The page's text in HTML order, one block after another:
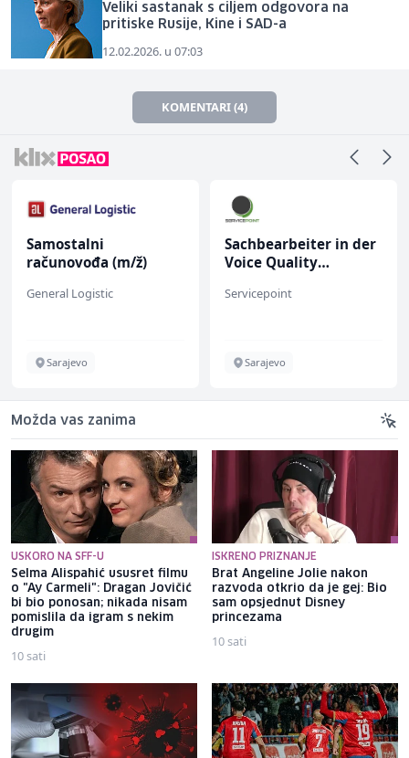
Veliki sastanak s ciljem odgovora na
pritiske Rusije, Kine i SAD-a
12.02.2026. u 07:03
KOMENTARI (4)
Samostalni
računovođa (m/ž)
General Logistic
Sarajevo
Sachbearbeiter in der
Voice Quality
Servicepoint
Sarajevo
Možda vas zanima
USKORO NA SFF-U
Selma Alispahić ususret filmu
o "Ay Carmeli": Dragan Jovičić
bi bio ponosan; nikada nisam
pomislila da igram s nekim
drugim
10 sati
ISKRENO PRIZNANJE
Brat Angeline Jolie nakon
razvoda otkrio da je gej: Bio
sam opsjednut Disney
princezama
10 sati